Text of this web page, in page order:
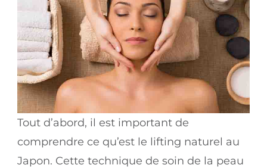
Tout d’abord, il est important de
comprendre ce qu’est le lifting naturel au
Japon. Cette technique de soin de la peau